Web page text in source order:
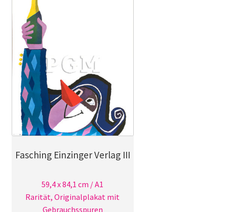
Fasching Einzinger Verlag III
59,4 x 84,1 cm / A1
Rarität, Originalplakat mit
Gebrauchsspuren